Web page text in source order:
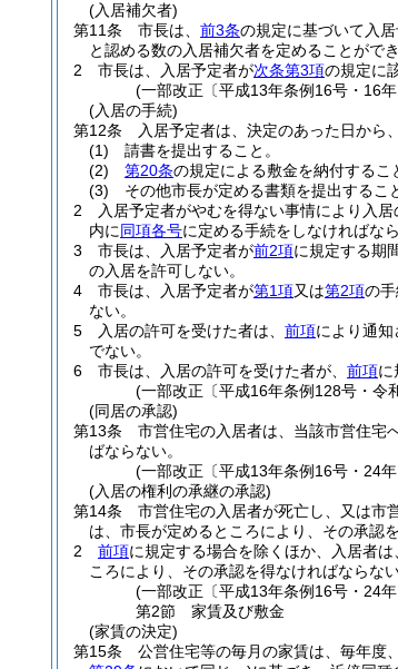
(入居補欠者)
第11条
市長は、 前3条の規定に基づいて入
と認める数の入居補欠者を定めることができ
2
市長は、入居予定者が次条第3項の規定に
(一部改正〔平成13年条例16号・16
(入居の手続)
第12条
入居予定者は、決定のあった日から
(1)
請書を提出すること。
(2)
第20条の規定による敷金を納付するこ
(3)
その他市長が定める書類を提出するこ
2
入居予定者がやむを得ない事情により入居
内に同項各号に定める手続をしなければなら
3
市長は、入居予定者が前2項に規定する期
の入居を許可しない。
4
市長は、入居予定者が第1項又は第2項の
ない。
5
入居の許可を受けた者は、 前項により通知
でない。
6
市長は、入居の許可を受けた者が、 前項に
(一部改正〔平成16年条例128号・令
(同居の承認)
第13条
市営住宅の入居者は、当該市営住宅
ばならない。
(一部改正〔平成13年条例16号・24
(入居の権利の承継の承認)
第14条
市営住宅の入居者が死亡し、又は市
は、市長が定めるところにより、その承認
2
前項に規定する場合を除くほか、入居者
ころにより、その承認を得なければならない
(一部改正〔平成13年条例16号・24
第2節
家賃及び敷金
(家賃の決定)
第15条
公営住宅等の毎月の家賃は、毎年度、